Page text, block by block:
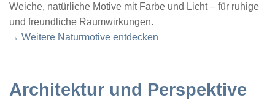
Weiche, natürliche Motive mit Farbe und Licht – für ruhige
und freundliche Raumwirkungen.
→ Weitere Naturmotive entdecken
Architektur und Perspektive